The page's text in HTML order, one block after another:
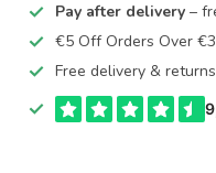
Pay after delivery –
€5 Off Orders Over
Free delivery &